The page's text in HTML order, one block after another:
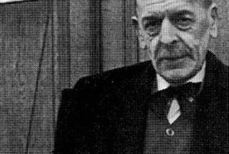
Archives
Médiathèque
Éditions
Informations
FR/EN